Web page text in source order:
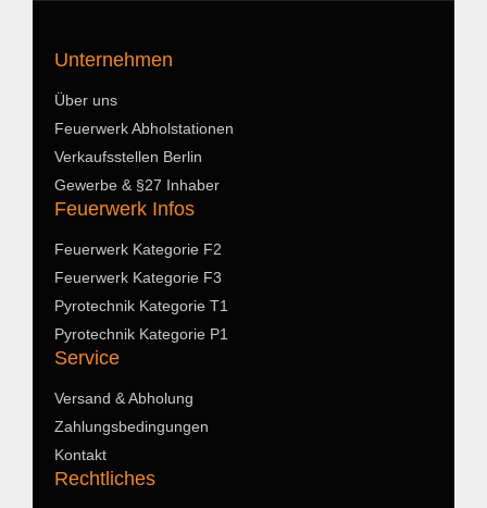
Unternehmen
Über uns
Feuerwerk Abholstationen
Verkaufsstellen Berlin
Gewerbe & §27 Inhaber
Feuerwerk Infos
Feuerwerk Kategorie F2
Feuerwerk Kategorie F3
Pyrotechnik Kategorie T1
Pyrotechnik Kategorie P1
Service
Versand & Abholung
Zahlungsbedingungen
Kontakt
Rechtliches